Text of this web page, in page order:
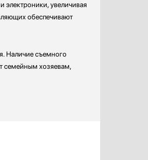
электроники, увеличивая
обеспечивают
Наличие съемного
семейным хозяевам,